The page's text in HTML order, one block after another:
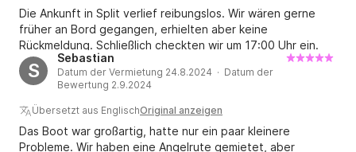
Die Ankunft in Split verlief reibungslos. Wir wären gerne
früher an Bord gegangen, erhielten aber keine
Rückmeldung. Schließlich checkten wir um 17:00 Uhr ein.
Uns wurde alles erklärt. Alles lief bestens. Das Schiff war in
einem einwandfreien Zustand, sauber, vollgetankt und alles
funktionierte einwandfrei. Fragen wurden umgehend
beantwortet. Dank meiner Erfahrung ging das Einchecken
blitzschnell! Ich würde jederzeit wieder ein Schiff bei
dieser Reederei mieten!
S
Sebastian
Datum der Vermietung 24.8.2024 · Datum der
Bewertung 2.9.2024
Übersetzt aus EnglischOriginal anzeigen
Das Boot war großartig, hatte nur ein paar kleinere
Probleme. Wir haben eine Angelrute gemietet, aber